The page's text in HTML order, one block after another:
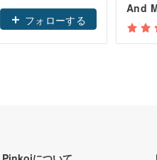
フォローする
And